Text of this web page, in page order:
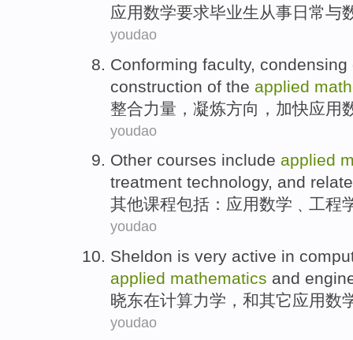
应用数学要求毕业生 从事日常与
youdao
Conforming faculty, condensing
construction of the applied
整合力量， 凝炼方向 ， 加快应用
youdao
Other courses include applied
treatment technology, and
其他课程包括： 应用数学 工程
youdao
Sheldon is very active in
applied mathematics and
晓东在计算力学 ， 和其它应用数
youdao